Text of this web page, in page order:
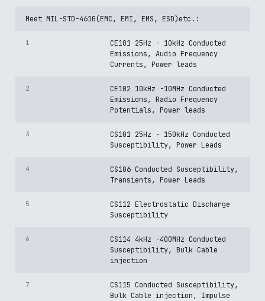
Meet MIL-STD-461G(EMC, EMI, EMS, ESD)etc.:
1
CE101 25Hz - 10kHz Conducted
Emissions, Audio Frequency
Currents, Power leads
2
CE102 10kHz -10MHz Conducted
Emissions, Radio Frequency
Potentials, Power leads
3
CS101 25Hz - 150kHz Conducted
Susceptibility, Power Leads
4
CS106 Conducted Susceptibility,
Transients, Power Leads
5
CS112 Electrostatic Discharge
Susceptibility
6
CS114 4kHz -400MHz Conducted
Susceptibility, Bulk Cable
injection
7
CS115 Conducted Susceptibility,
Bulk Cable injection, Impulse